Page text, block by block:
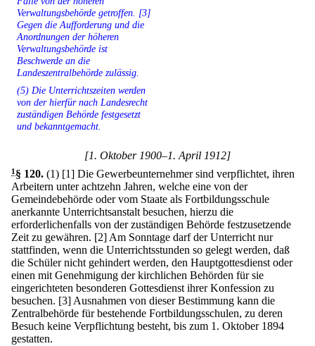
Verwaltungsbehörde getroffen. [3]
Gegen die Aufforderung und die
Anordnungen der höheren
Verwaltungsbehörde ist
Beschwerde an die
Landeszentralbehörde zulässig.
(5) Die Unterrichtszeiten werden
von der hierfür nach Landesrecht
zuständigen Behörde festgesetzt
und bekanntgemacht.
[1. Oktober 1900–1. April 1912]
1§ 120. (1) [1] Die Gewerbeunternehmer sind verpflichtet, ihren
Arbeitern unter achtzehn Jahren, welche eine von der
Gemeindebehörde oder vom Staate als Fortbildungsschule
anerkannte Unterrichtsanstalt besuchen, hierzu die
erforderlichenfalls von der zuständigen Behörde festzusetzende
Zeit zu gewähren. [2] Am Sonntage darf der Unterricht nur
stattfinden, wenn die Unterrichtsstunden so gelegt werden, daß
die Schüler nicht gehindert werden, den Hauptgottesdienst oder
einen mit Genehmigung der kirchlichen Behörden für sie
eingerichteten besonderen Gottesdienst ihrer Konfession zu
besuchen. [3] Ausnahmen von dieser Bestimmung kann die
Zentralbehörde für bestehende Fortbildungsschulen, zu deren
Besuch keine Verpflichtung besteht, bis zum 1. Oktober 1894
gestatten.